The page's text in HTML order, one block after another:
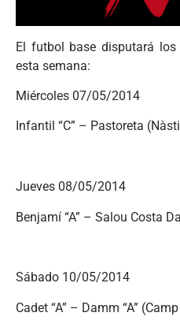
El futbol base disputará
esta semana:
Miércoles 07/05/2014
Infantil “C” – Pastoreta
Jueves 08/05/2014
Benjamí “A” – Salou Costa
Sábado 10/05/2014
Cadet “A” – Damm “A”